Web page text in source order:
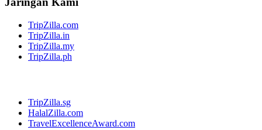
TripZilla.com
TripZilla.in
TripZilla.my
TripZilla.ph
TripZilla.sg
HalalZilla.com
TravelExcellenceAward.com